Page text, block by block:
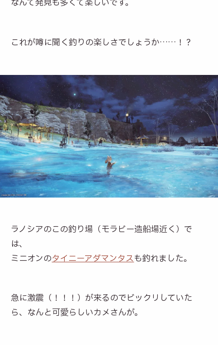
なんて発見も多くて楽しいです。
これが噂に聞く釣りの楽しさでしょうか……！？
ラノシアのこの釣り場（モラビー造船場近く）で
は、
ミニオンのタイニーアダマンタスも釣れました。
急に激震（！！！）が来るのでビックリしていた
ら、なんと可愛らしいカメさんが。